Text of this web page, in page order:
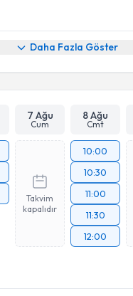
Daha Fazla Göster
7 Ağu
Cum
8 Ağu
Cmt
Takvim
kapalıdır
10:00
10:30
11:00
11:30
12:00